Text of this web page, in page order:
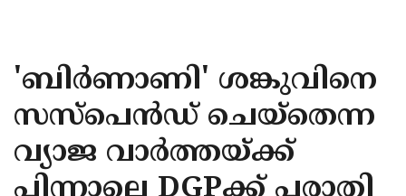
KANNUR
KASARAGOD
'ബിര്‍ണാണി' ശങ്കുവിനെ
സസ്പെൻഡ് ചെയ്തെന്ന
വ്യാജ വാർത്തയ്ക്ക്